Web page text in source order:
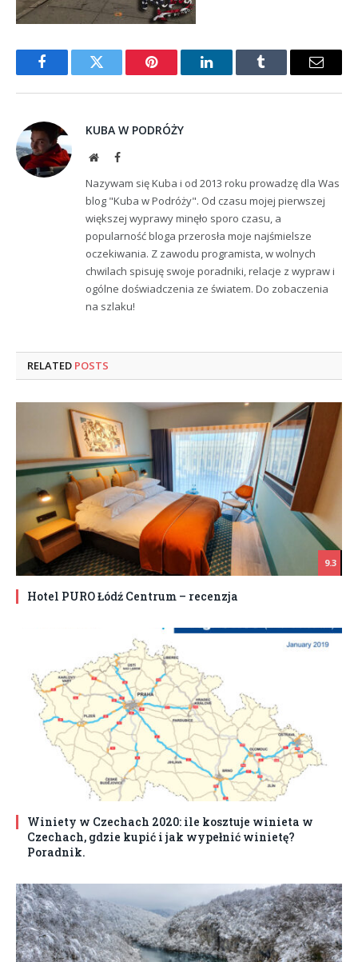
FacebookTwitter Pinterest LinkedInTumblr Email
KUBA W PODRÓŻY
WebsiteFacebook
Nazywam się Kuba i od 2013 roku prowadzę dla Was
blog "Kuba w Podróży". Od czasu mojej pierwszej
większej wyprawy minęło sporo czasu, a
popularność bloga przerosła moje najśmielsze
oczekiwania. Z zawodu programista, w wolnych
chwilach spisuję swoje poradniki, relacje z wypraw i
ogólne doświadczenia ze światem. Do zobaczenia
na szlaku!
RELATED POSTS
9.3
Hotel PURO Łódź Centrum – recenzja
Winiety w Czechach 2020: ile kosztuje winieta w
Czechach, gdzie kupić i jak wypełnić winietę?
Poradnik.